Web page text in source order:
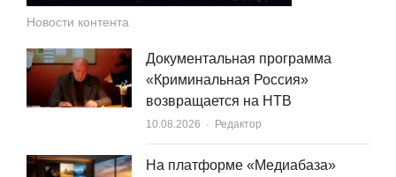
Новости контента
Документальная программа
«Криминальная Россия»
возвращается на НТВ
10.08.2026 Author
Редактор
На платформе «Медиабаза»